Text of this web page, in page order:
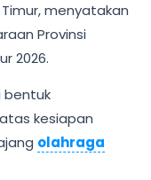
menyatakan
Provinsi
2026.
bentuk
kesiapan
olahraga